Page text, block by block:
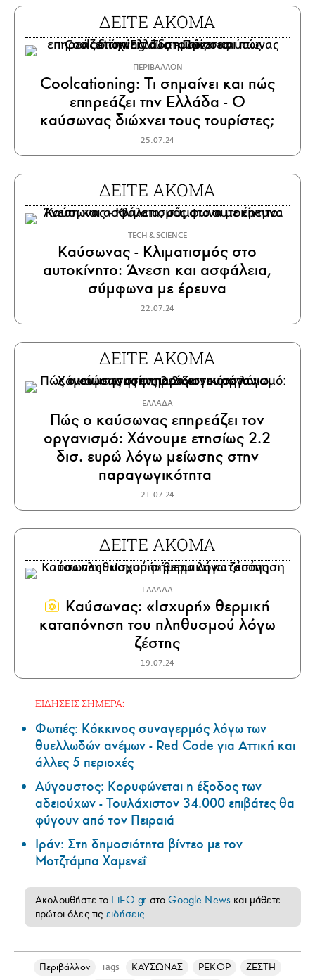
ΔΕΙΤΕ ΑΚΟΜΑ
ΠΕΡΙΒΑΛΛΟΝ
Coolcationing: Tι σημαίνει και πώς
επηρεάζει την Ελλάδα - O
καύσωνας διώχνει τους τουρίστες;
25.07.24
ΔΕΙΤΕ ΑΚΟΜΑ
ΤECH & SCIENCE
Καύσωνας - Κλιματισμός στο
αυτοκίνητο: Άνεση και ασφάλεια,
σύμφωνα με έρευνα
22.07.24
ΔΕΙΤΕ ΑΚΟΜΑ
ΕΛΛΑΔΑ
Πώς ο καύσωνας επηρεάζει τον
οργανισμό: Χάνουμε ετησίως 2.2
δισ. ευρώ λόγω μείωσης στην
παραγωγικότητα
21.07.24
ΔΕΙΤΕ ΑΚΟΜΑ
ΕΛΛΑΔΑ
Καύσωνας: «Ισχυρή» θερμική
καταπόνηση του πληθυσμού λόγω
ζέστης
19.07.24
ΕΙΔΗΣΕΙΣ ΣΗΜΕΡΑ:
Φωτιές: Κόκκινος συναγερμός λόγω των
θυελλωδών ανέμων - Red Code για Αττική και
άλλες 5 περιοχές
Αύγουστος: Κορυφώνεται η έξοδος των
αδειούχων - Τουλάχιστον 34.000 επιβάτες θα
φύγουν από τον Πειραιά
Ιράν: Στη δημοσιότητα βίντεο με τον
Μοτζτάμπα Χαμενεΐ
Ακολουθήστε το LiFO.gr στοGoogle News και μάθετε
πρώτοι όλες τις ειδήσεις
Περιβάλλον Tags ΚΑΥΣΩΝΑΣ ΡΕΚΟΡ
ΖΕΣΤΗ